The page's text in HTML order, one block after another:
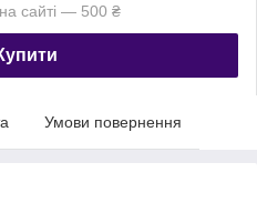
сайті — 500 ₴
Умови повернення